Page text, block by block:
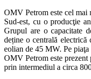
OMV Petrom este cel mai
Sud-est, cu o producţie
Grupul are o capacitate
deține o centrală
eolian de 45 MW. Pe
OMV Petrom este
prin intermediul a circa